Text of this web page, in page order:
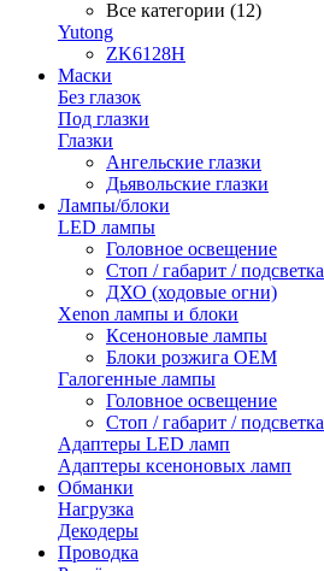
Все категории (12)
Yutong
ZK6128H
Маски
Без глазок
Под глазки
Глазки
Ангельские глазки
Дьявольские глазки
Лампы/блоки
LED лампы
Головное освещение
Стоп / габарит / подсветка
ДХО (ходовые огни)
Xenon лампы и блоки
Ксеноновые лампы
Блоки розжига OEM
Галогенные лампы
Головное освещение
Стоп / габарит / подсветка
Адаптеры LED ламп
Адаптеры ксеноновых ламп
Обманки
Нагрузка
Декодеры
Проводка